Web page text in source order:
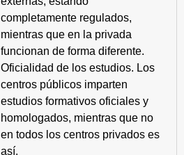
completamente regulados,
mientras que en la privada
funcionan de forma diferente.
Oficialidad de los estudios. Los
centros públicos imparten
estudios formativos oficiales y
homologados, mientras que no
en todos los centros privados es
así.